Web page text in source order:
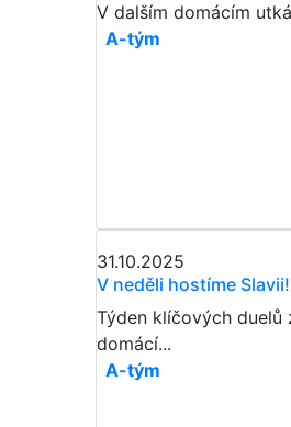
V dalším domácím
A-tým
31.10.2025
V neděli hostíme Slavii!
Týden klíčových duelů
domácí...
A-tým